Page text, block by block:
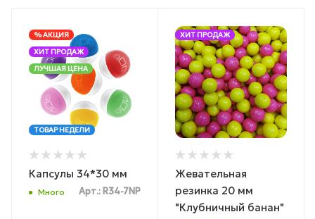
% АКЦИЯ
ХИТ ПРОДАЖ
ЛУЧШАЯ ЦЕНА
ТОВАР НЕДЕЛИ
Капсулы 34*30 мм
Много Арт.: R34-7NP
ХИТ ПРОДАЖ
Жевательная
резинка 20 мм
"Клубничный банан"